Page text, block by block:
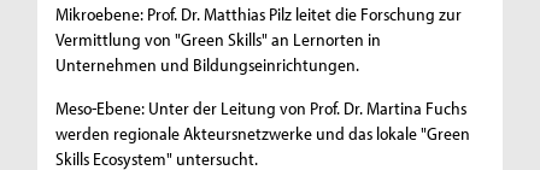
Mikroebene: Prof. Dr. Matthias Pilz leitet die Forschung zur
Vermittlung von "Green Skills" an Lernorten in
Unternehmen und Bildungseinrichtungen.
Meso-Ebene: Unter der Leitung von Prof. Dr. Martina Fuchs
werden regionale Akteursnetzwerke und das lokale "Green
Skills Ecosystem" untersucht.